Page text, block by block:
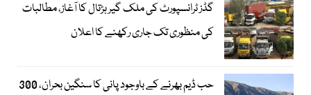
گڈز ٹرانسپورٹ کی ملک گیر ہڑتال کا آغاز، مطالبات
کی منظوری تک جاری رکھنے کا اعلان
حب ڈیم بھرنے کے باوجود پانی کا سنگین بحران، 300